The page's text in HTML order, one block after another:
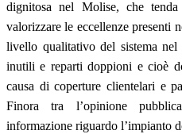
dignitosa nel Molise, che tenda
valorizzare le eccellenze presenti
livello qualitativo del sistema nel
inutili e reparti doppioni e cioè
causa di coperture clientelari e
Finora tra l’opinione
informazione riguardo l’impianto